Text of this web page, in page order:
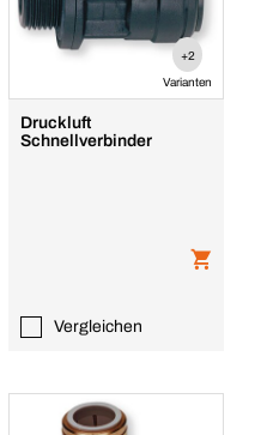
+2
Varianten
Druckluft
Schnellverbinder
Vergleichen